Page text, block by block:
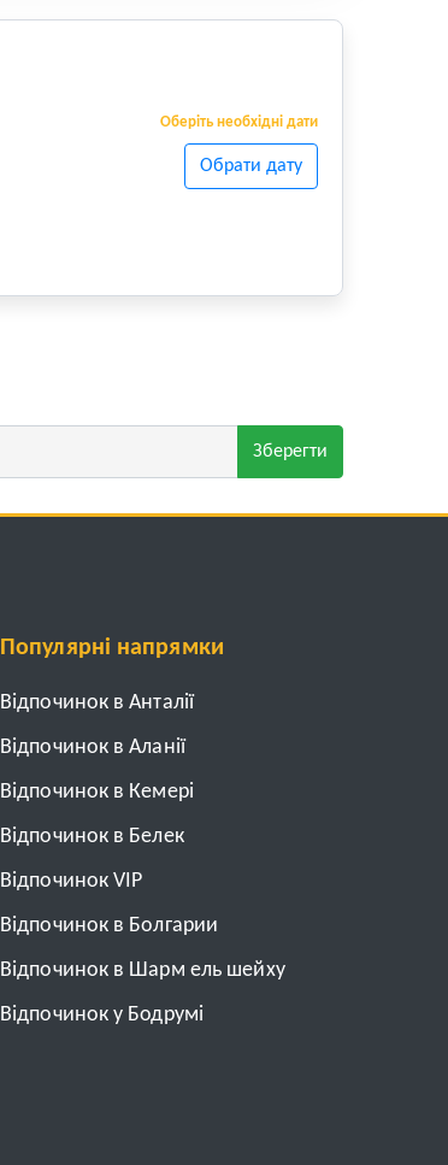
Оберіть необхідні дати
Обрати дату
Зберегти
Популярні напрямки
Відпочинок в Анталії
Відпочинок в Аланії
Відпочинок в Кемері
Відпочинок в Белек
Відпочинок VIP
Відпочинок в Болгарии
Відпочинок в Шарм ель шейху
Відпочинок у Бодрумі